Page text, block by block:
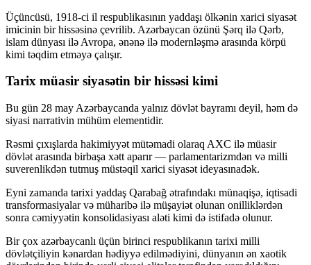
Üçüncüsü, 1918-ci il respublikasının yaddaşı ölkənin xarici siyasət
imicinin bir hissəsinə çevrilib. Azərbaycan özünü Şərq ilə Qərb,
islam dünyası ilə Avropa, ənənə ilə modernləşmə arasında körpü
kimi təqdim etməyə çalışır.
Tarix müasir siyasətin bir hissəsi kimi
Bu gün 28 may Azərbaycanda yalnız dövlət bayramı deyil, həm də
siyasi narrativin mühüm elementidir.
Rəsmi çıxışlarda hakimiyyət mütəmadi olaraq AXC ilə müasir
dövlət arasında birbaşa xətt aparır — parlamentarizmdən və milli
suverenlikdən tutmuş müstəqil xarici siyasət ideyasınadək.
Eyni zamanda tarixi yaddaş Qarabağ ətrafındakı münaqişə, iqtisadi
transformasiyalar və müharibə ilə müşayiət olunan onilliklərdən
sonra cəmiyyətin konsolidasiyası aləti kimi də istifadə olunur.
Bir çox azərbaycanlı üçün birinci respublikanın tarixi milli
dövlətçiliyin kənardan hədiyyə edilmədiyini, dünyanın ən xaotik